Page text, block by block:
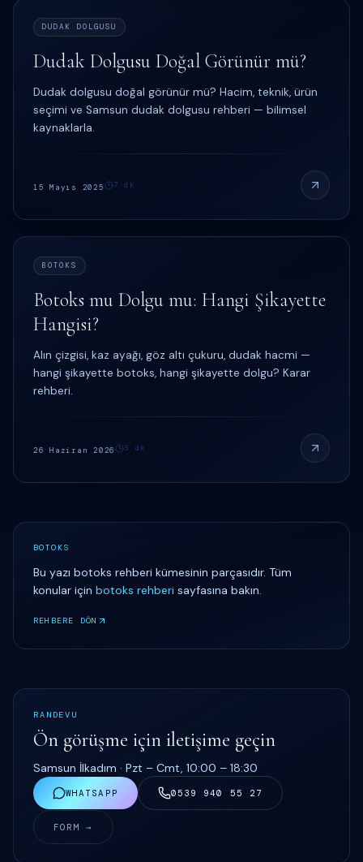
DUDAK DOLGUSU
Dudak Dolgusu Doğal Görünür mü?
Dudak dolgusu doğal görünür mü? Hacim, teknik, ürün
seçimi ve Samsun dudak dolgusu rehberi — bilimsel
kaynaklarla.
15 Mayıs 2025 7 dk
BOTOKS
Botoks mu Dolgu mu: Hangi Şikayette
Hangisi?
Alın çizgisi, kaz ayağı, göz altı çukuru, dudak hacmi —
hangi şikayette botoks, hangi şikayette dolgu? Karar
rehberi.
26 Haziran 2026 3 dk
BOTOKS
Bu yazı botoks rehberi kümesinin parçasıdır. Tüm
konular için botoks rehberi sayfasına bakın.
REHBERE DÖN
RANDEVU
Ön görüşme için iletişime geçin
Samsun İlkadım · Pzt – Cmt, 10:00 – 18:30
WHATSAPP 0539 940 55 27
FORM →